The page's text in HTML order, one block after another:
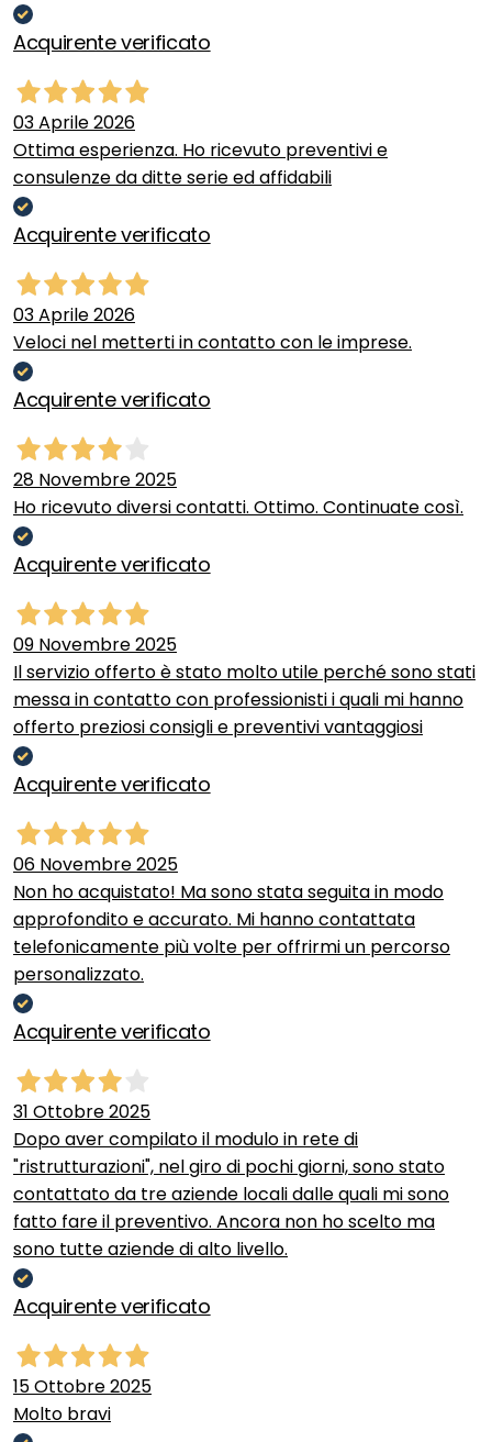
Acquirente verificato
03 Aprile 2026
Ottima esperienza. Ho ricevuto preventivi e
consulenze da ditte serie ed affidabili
Acquirente verificato
03 Aprile 2026
Veloci nel metterti in contatto con le imprese.
Acquirente verificato
28 Novembre 2025
Ho ricevuto diversi contatti. Ottimo. Continuate così.
Acquirente verificato
09 Novembre 2025
Il servizio offerto è stato molto utile perché sono stati
messa in contatto con professionisti i quali mi hanno
offerto preziosi consigli e preventivi vantaggiosi
Acquirente verificato
06 Novembre 2025
Non ho acquistato! Ma sono stata seguita in modo
approfondito e accurato. Mi hanno contattata
telefonicamente più volte per offrirmi un percorso
personalizzato.
Acquirente verificato
31 Ottobre 2025
Dopo aver compilato il modulo in rete di
"ristrutturazioni", nel giro di pochi giorni, sono stato
contattato da tre aziende locali dalle quali mi sono
fatto fare il preventivo. Ancora non ho scelto ma
sono tutte aziende di alto livello.
Acquirente verificato
15 Ottobre 2025
Molto bravi